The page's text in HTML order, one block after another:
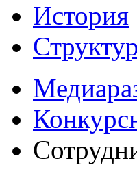
История